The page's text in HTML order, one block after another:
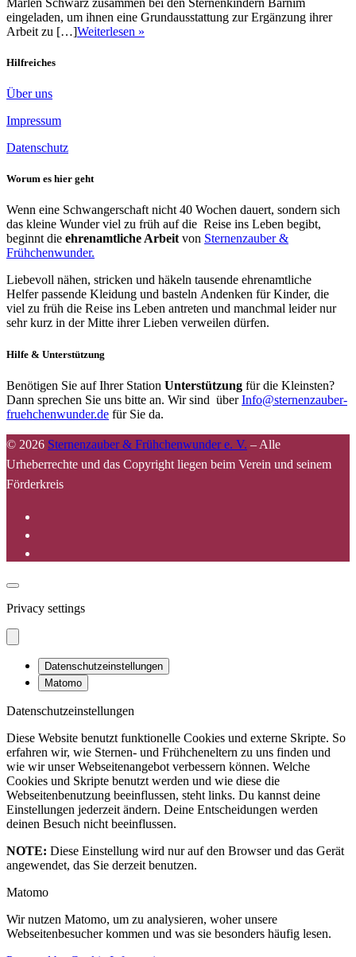
eingeladen, um ihnen eine Grundausstattung zur Ergänzung ihrer
Arbeit zu […]Weiterlesen »
Hilfreiches
Über uns
Impressum
Datenschutz
Worum es hier geht
Wenn eine Schwangerschaft nicht 40 Wochen dauert, sondern sich
das kleine Wunder viel zu früh auf die Reise ins Leben begibt,
beginnt die ehrenamtliche Arbeit von Sternenzauber &
Frühchenwunder.
Liebevoll nähen, stricken und häkeln tausende ehrenamtliche
Helfer passende Kleidung und basteln Andenken für Kinder, die
viel zu früh die Reise ins Leben antreten und manchmal leider nur
sehr kurz in der Mitte ihrer Lieben verweilen dürfen.
Hilfe & Unterstützung
Benötigen Sie auf Ihrer Station Unterstützung für die Kleinsten?
Dann sprechen Sie uns bitte an. Wir sind überInfo@sternenzauber-
fruehchenwunder.de für Sie da.
© 2026 Sternenzauber & Frühchenwunder e. V. – Alle
Urheberrechte und das Copyright liegen beim Verein und seinem
Förderkreis
Privacy settings
Datenschutzeinstellungen
Matomo
Datenschutzeinstellungen
Diese Website benutzt funktionelle Cookies und externe Skripte. So
erfahren wir, wie Sternen- und Frühcheneltern zu uns finden und
wie wir unser Webseitenangebot verbessern können. Welche
Cookies und Skripte benutzt werden und wie diese die
Webseitenbenutzung beeinflussen, steht links. Du kannst deine
Einstellungen jederzeit ändern. Deine Entscheidungen werden
deinen Besuch nicht beeinflussen.
NOTE: Diese Einstellung wird nur auf den Browser und das Gerät
angewendet, das Sie derzeit benutzen.
Matomo
Wir nutzen Matomo, um zu analysieren, woher unsere
Webseitenbesucher kommen und was sie besonders häufig lesen.